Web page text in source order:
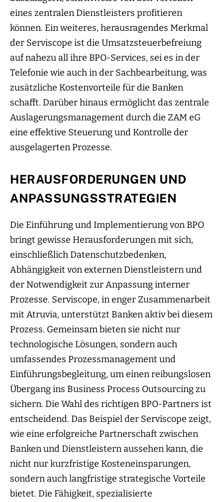
eines zentralen Dienstleisters profitieren
können. Ein weiteres, herausragendes Merkmal
der Serviscope ist die Umsatzsteuerbefreiung
auf nahezu all ihre BPO-Services, sei es in der
Telefonie wie auch in der Sachbearbeitung, was
zusätzliche Kostenvorteile für die Banken
schafft. Darüber hinaus ermöglicht das zentrale
Auslagerungsmanagement durch die ZAM eG
eine effektive Steuerung und Kontrolle der
ausgelagerten Prozesse.
HERAUSFORDERUNGEN UND
ANPASSUNGSSTRATEGIEN
Die Einführung und Implementierung von BPO
bringt gewisse Herausforderungen mit sich,
einschließlich Datenschutzbedenken,
Abhängigkeit von externen Dienstleistern und
der Notwendigkeit zur Anpassung interner
Prozesse. Serviscope, in enger Zusammenarbeit
mit Atruvia, unterstützt Banken aktiv bei diesem
Prozess. Gemeinsam bieten sie nicht nur
technologische Lösungen, sondern auch
umfassendes Prozessmanagement und
Einführungsbegleitung, um einen reibungslosen
Übergang ins Business Process Outsourcing zu
sichern. Die Wahl des richtigen BPO-Partners ist
entscheidend. Das Beispiel der Serviscope zeigt,
wie eine erfolgreiche Partnerschaft zwischen
Banken und Dienstleistern aussehen kann, die
nicht nur kurzfristige Kosteneinsparungen,
sondern auch langfristige strategische Vorteile
bietet. Die Fähigkeit, spezialisierte